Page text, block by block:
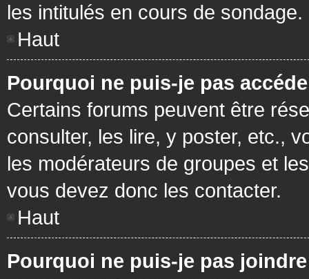
les intitulés en cours de sondage.
Haut
Pourquoi ne puis-je pas
Certains forums peuvent être
consulter, les lire, y poster, etc.,
les modérateurs de groupes et
vous devez donc les contacter.
Haut
Pourquoi ne puis-je pas